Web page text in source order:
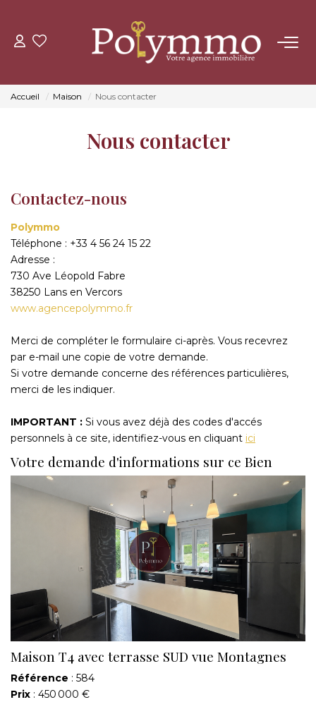
NOS AGENCES
CONTACT
Accueil Maison Nous contacter
Nous contacter
Contactez-nous
Polymmo
Téléphone : +33 4 56 24 15 22
Adresse :
730 Ave Léopold Fabre
38250 Lans en Vercors
www.agencepolymmo.fr
Merci de compléter le formulaire ci-après. Vous recevrez
par e-mail une copie de votre demande.
Si votre demande concerne des références particulières,
merci de les indiquer.
IMPORTANT : Si vous avez déjà des codes d'accés
personnels à ce site, identifiez-vous en cliquant ici
Votre demande d'informations sur ce Bien
Maison T4 avec terrasse SUD vue Montagnes
Référence : 584
Prix : 450 000 €